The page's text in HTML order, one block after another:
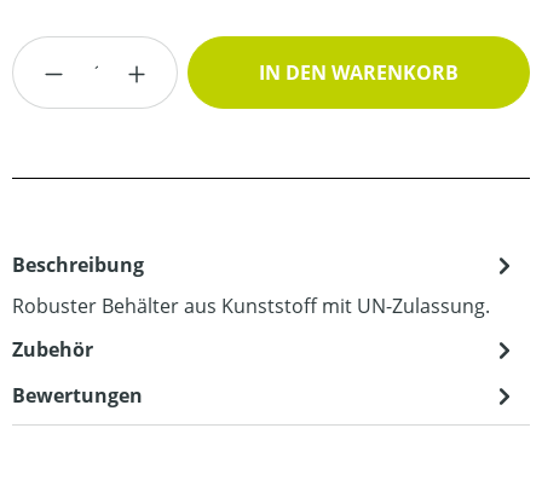
Produkt Anzahl: Gib den gewünschten
IN DEN WARENKORB
Beschreibung
Robuster Behälter aus Kunststoff mit UN-Zulassung.
Zubehör
Bewertungen